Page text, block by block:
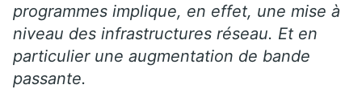
programmes implique, en effet, une mise à
niveau des infrastructures réseau. Et en
particulier une augmentation de bande
passante.